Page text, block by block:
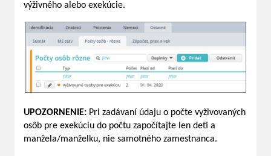
výživného alebo exekúcie.
UPOZORNENIE: Pri zadávaní údaju o počte vyživovaných
osôb pre exekúciu do počtu započítajte len deti a
manžela/manželku, nie samotného zamestnanca.